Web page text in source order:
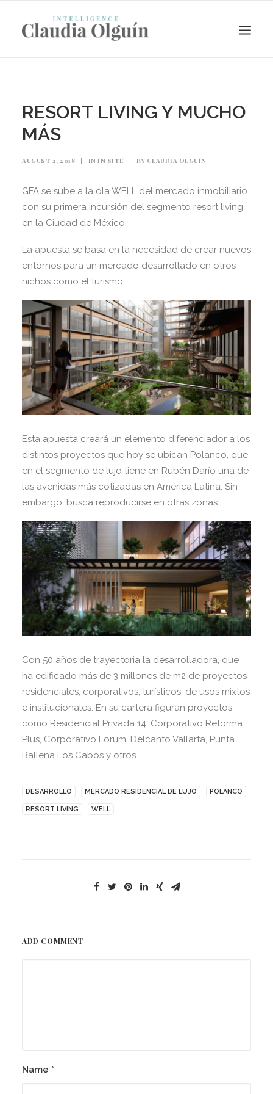
Search
RESORT LIVING Y MUCHO
MÁS
AUGUST 2, 2018 | IN IN SITE | BY CLAUDIA OLGUÍN
GFA se sube a la ola WELL del mercado inmobiliario
con su primera incursión del segmento resort living
en la Ciudad de México.
La apuesta se basa en la necesidad de crear nuevos
entornos para un mercado desarrollado en otros
nichos como el turismo.
Esta apuesta creará un elemento diferenciador a los
distintos proyectos que hoy se ubican Polanco, que
en el segmento de lujo tiene en Rubén Darío una de
las avenidas más cotizadas en América Latina. Sin
embargo, busca reproducirse en otras zonas.
Con 50 años de trayectoria la desarrolladora, que
ha edificado más de 3 millones de m2 de proyectos
residenciales, corporativos, turísticos, de usos mixtos
e institucionales. En su cartera figuran proyectos
como Residencial Privada 14, Corporativo Reforma
Plus, Corporativo Forum, Delcanto Vallarta, Punta
Ballena Los Cabos y otros.
DESARROLLO MERCADO RESIDENCIAL DE LUJO POLANCO
RESORT LIVING WELL
ADD COMMENT
Name *